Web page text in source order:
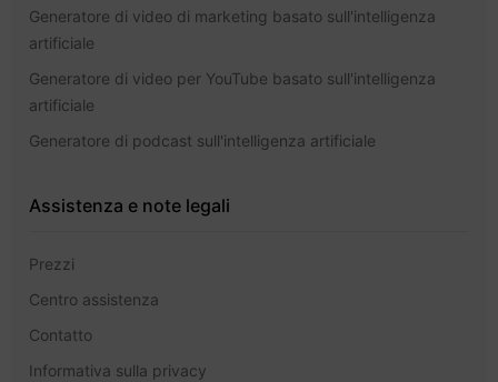
Generatore di video di marketing basato sull'intelligenza
artificiale
Generatore di video per YouTube basato sull'intelligenza
artificiale
Generatore di podcast sull'intelligenza artificiale
Assistenza e note legali
Prezzi
Centro assistenza
Contatto
Informativa sulla privacy